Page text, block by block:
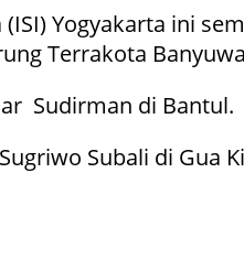
Yogyakarta ini
Terrakota
Sudirman di Bantul.
Subali di Gua